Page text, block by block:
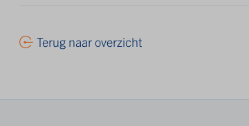
Terug naar overzicht